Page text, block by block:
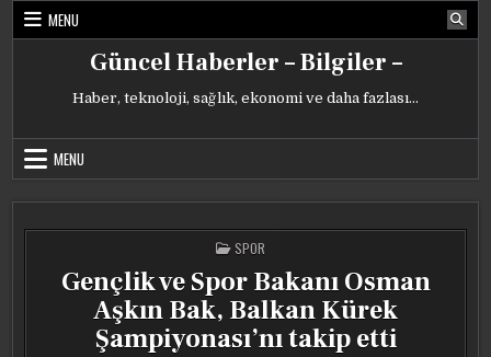
Skip
MENU
Güncel Haberler – Bilgiler –
Haber, teknoloji, sağlık, ekonomi ve daha fazlası…
MENU
POSTED
IN
SPOR
Gençlik ve Spor Bakanı Osman
Aşkın Bak, Balkan Kürek
Şampiyonası’nı takip etti